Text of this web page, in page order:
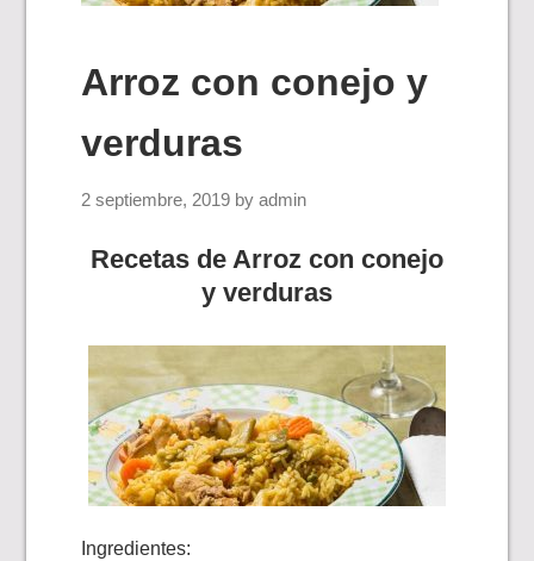
Arroz con conejo y
verduras
2 septiembre, 2019 byadmin
Recetas de Arroz con conejo
y verduras
Ingredientes: